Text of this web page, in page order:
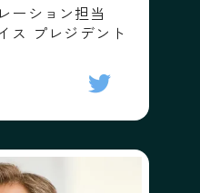
フォローする
アリソン・
ーション担当
ス プレジデント